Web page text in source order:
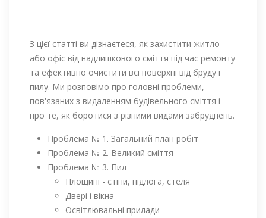
З цієї статті ви дізнаєтеся, як захистити житло
або офіс від надлишкового сміття під час ремонту
та ефективно очистити всі поверхні від бруду і
пилу. Ми розповімо про головні проблеми,
пов'язаних з видаленням будівельного сміття і
про те, як боротися з різними видами забруднень.
Проблема № 1. Загальний план робіт
Проблема № 2. Великий сміття
Проблема № 3. Пил
Площині - стіни, підлога, стеля
Двері і вікна
Освітлювальні прилади